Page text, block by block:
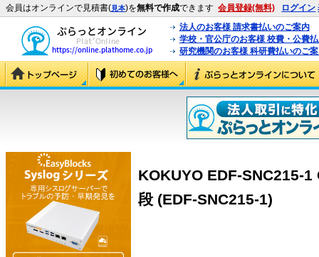
会員はオンラインで見積書(見本)を無料で作成できます 会員登録(無料) ログイン
法人のお客様 請求書払いのご案内
学校・官公庁のお客様 校費・公費
研究機関のお客様 科研費払いのご
KOKUYO EDF-SNC215-
段 (EDF-SNC215-1)